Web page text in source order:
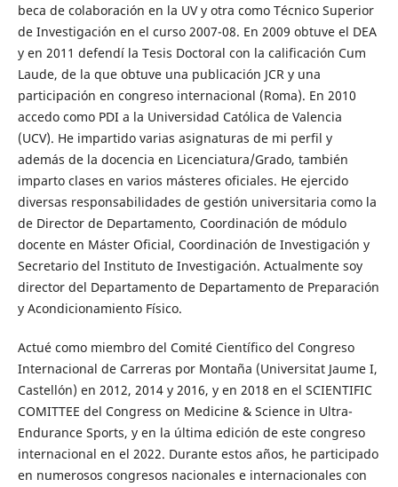
beca de colaboración en la UV y otra como Técnico Superior
de Investigación en el curso 2007-08. En 2009 obtuve el DEA
y en 2011 defendí la Tesis Doctoral con la calificación Cum
Laude, de la que obtuve una publicación JCR y una
participación en congreso internacional (Roma). En 2010
accedo como PDI a la Universidad Católica de Valencia
(UCV). He impartido varias asignaturas de mi perfil y
además de la docencia en Licenciatura/Grado, también
imparto clases en varios másteres oficiales. He ejercido
diversas responsabilidades de gestión universitaria como la
de Director de Departamento, Coordinación de módulo
docente en Máster Oficial, Coordinación de Investigación y
Secretario del Instituto de Investigación. Actualmente soy
director del Departamento de Departamento de Preparación
y Acondicionamiento Físico.
Actué como miembro del Comité Científico del Congreso
Internacional de Carreras por Montaña (Universitat Jaume I,
Castellón) en 2012, 2014 y 2016, y en 2018 en el SCIENTIFIC
COMITTEE del Congress on Medicine & Science in Ultra-
Endurance Sports, y en la última edición de este congreso
internacional en el 2022. Durante estos años, he participado
en numerosos congresos nacionales e internacionales con